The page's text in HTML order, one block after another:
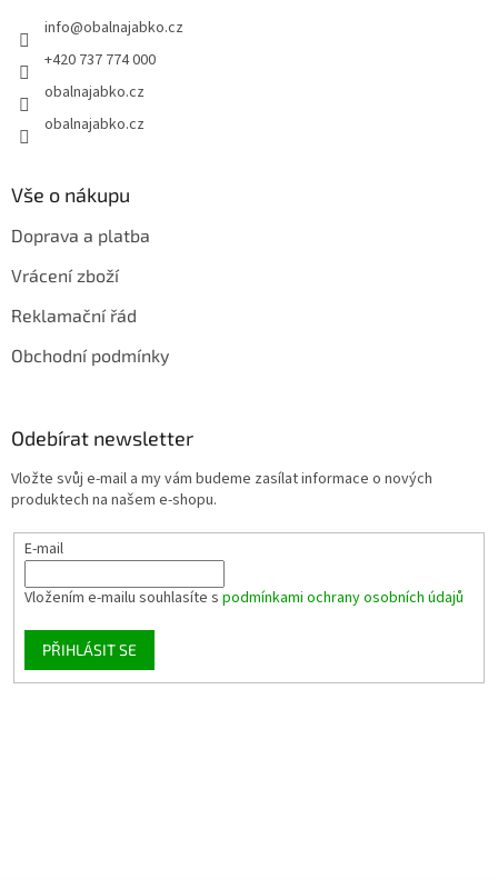
info@obalnajabko.cz
+420 737 774 000
obalnajabko.cz
obalnajabko.cz
Vše o nákupu
Doprava a platba
Vrácení zboží
Reklamační řád
Obchodní podmínky
Odebírat newsletter
Vložte svůj e-mail a my vám budeme zasílat informace o nových
produktech na našem e-shopu.
E-mail
Vložením e-mailu souhlasíte s podmínkami ochrany osobních údajů
PŘIHLÁSIT SE